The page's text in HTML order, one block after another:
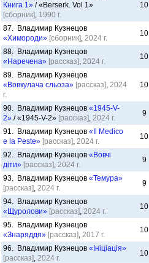
Книга 1» / «Berserk. Vol 1»
[сборник], 1990 г.
10
87. Владимир Кузнецов
«Химороди» [сборник], 2024 г.
10
88. Владимир Кузнецов
«Наречена» [рассказ], 2024 г.
10
89. Владимир Кузнецов
«Вовкулача сльоза» [рассказ], 2024
г.
10
90. Владимир Кузнецов «1945-V-
2» / «1945-V-2» [рассказ], 2024 г.
9
91. Владимир Кузнецов «Il Medico
e la Peste» [рассказ], 2024 г.
10
92. Владимир Кузнецов «Вовчі
діти» [рассказ], 2024 г.
9
93. Владимир Кузнецов «Темура»
[рассказ], 2024 г.
9
94. Владимир Кузнецов
«Щуролови» [рассказ], 2024 г.
10
95. Владимир Кузнецов
«Знаряддя» [рассказ], 2017 г.
10
96. Владимир Кузнецов «Ініціація»
[рассказ], 2024 г.
10